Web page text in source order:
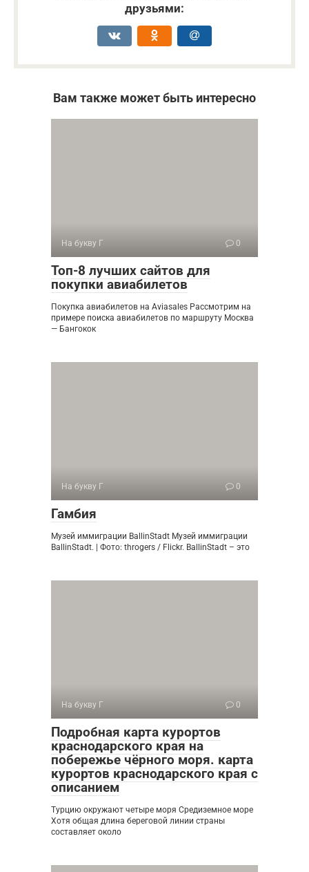
друзьями:
Вам также может быть интересно
На букву Г 0
Топ-8 лучших сайтов для
покупки авиабилетов
Покупка авиабилетов на Aviasales Рассмотрим на
примере поиска авиабилетов по маршруту Москва
— Бангокок
На букву Г 0
Гамбия
Музей иммиграции BallinStadt Музей иммиграции
BallinStadt. | Фото: throgers / Flickr. BallinStadt – это
На букву Г 0
Подробная карта курортов
краснодарского края на
побережье чёрного моря. карта
курортов краснодарского края с
описанием
Турцию окружают четыре моря Средиземное море
Хотя общая длина береговой линии страны
составляет около